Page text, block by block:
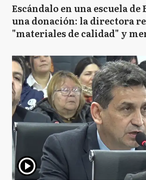
Escándalo en una escuela
una donación: la directora
"materiales de calidad" y